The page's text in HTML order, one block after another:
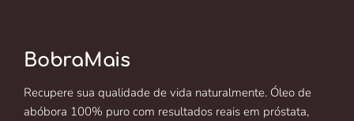
BobraMais
Recupere sua qualidade de vida naturalmente. Óleo de
abóbora 100% puro com resultados reais em próstata,